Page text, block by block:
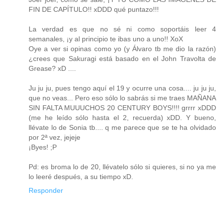
FIN DE CAPÍTULO!! xDDD qué puntazo!!!
La verdad es que no sé ni como soportáis leer 4
semanales, ¡y al principio te ibas uno a uno!! XoX
Oye a ver si opinas como yo (y Álvaro tb me dio la razón)
¿crees que Sakuragi está basado en el John Travolta de
Grease? xD ....
Ju ju ju, pues tengo aquí el 19 y ocurre una cosa.... ju ju ju,
que no veas... Pero eso sólo lo sabrás si me traes MAÑANA
SIN FALTA MUUUCHOS 20 CENTURY BOYS!!!! grrrr xDDD
(me he leído sólo hasta el 2, recuerda) xDD. Y bueno,
llévate lo de Sonia tb.... q me parece que se te ha olvidado
por 2ª vez, jejeje
¡Byes! ;P
Pd: es broma lo de 20, llévatelo sólo si quieres, si no ya me
lo leeré después, a su tiempo xD.
Responder